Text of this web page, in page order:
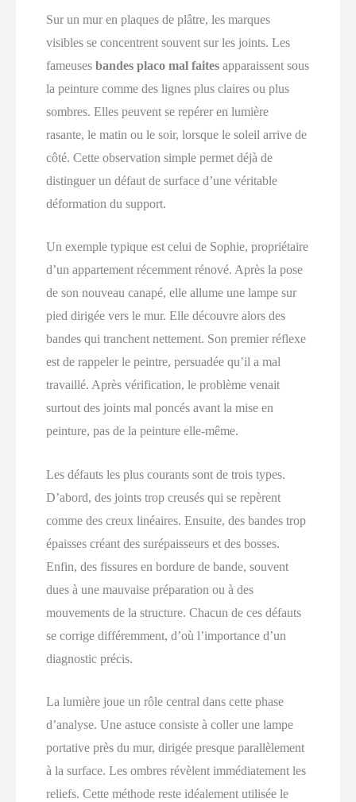
Sur un mur en plaques de plâtre, les marques
visibles se concentrent souvent sur les joints. Les
fameusesbandes placo mal faites apparaissent sous
la peinture comme des lignes plus claires ou plus
sombres. Elles peuvent se repérer en lumière
rasante, le matin ou le soir, lorsque le soleil arrive de
côté. Cette observation simple permet déjà de
distinguer un défaut de surface d’une véritable
déformation du support.
Un exemple typique est celui de Sophie, propriétaire
d’un appartement récemment rénové. Après la pose
de son nouveau canapé, elle allume une lampe sur
pied dirigée vers le mur. Elle découvre alors des
bandes qui tranchent nettement. Son premier réflexe
est de rappeler le peintre, persuadée qu’il a mal
travaillé. Après vérification, le problème venait
surtout des joints mal poncés avant la mise en
peinture, pas de la peinture elle‑même.
Les défauts les plus courants sont de trois types.
D’abord, des joints trop creusés qui se repèrent
comme des creux linéaires. Ensuite, des bandes trop
épaisses créant des surépaisseurs et des bosses.
Enfin, des fissures en bordure de bande, souvent
dues à une mauvaise préparation ou à des
mouvements de la structure. Chacun de ces défauts
se corrige différemment, d’où l’importance d’un
diagnostic précis.
La lumière joue un rôle central dans cette phase
d’analyse. Une astuce consiste à coller une lampe
portative près du mur, dirigée presque parallèlement
à la surface. Les ombres révèlent immédiatement les
reliefs. Cette méthode reste idéalement utilisée le